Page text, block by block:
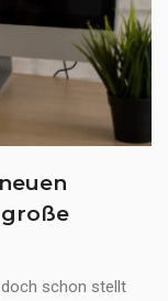
große
doch schon stellt